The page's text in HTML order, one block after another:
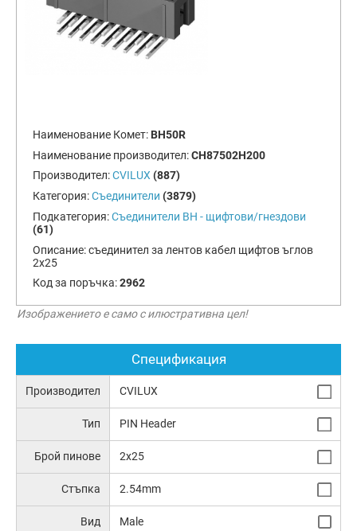
Наименование Комет: BH50R
Наименование производител:CH87502H200
Производител:CVILUX (887)
Категория:Съединители (3879)
Подкатегория:Съединители BH - щифтови/гнездови
(61)
Описание:съединител за лентов кабел щифтов ъглов
2х25
Код за поръчка:2962
Изображението е само с илюстративна цел!
Спецификация
Производител CVILUX
Тип PIN Header
Брой пинове 2x25
Стъпка 2.54mm
Вид Male